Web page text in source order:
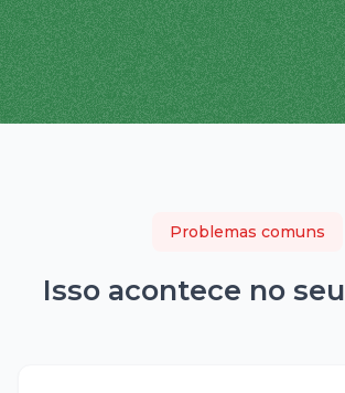
Problemas comuns
Isso acontece no seu